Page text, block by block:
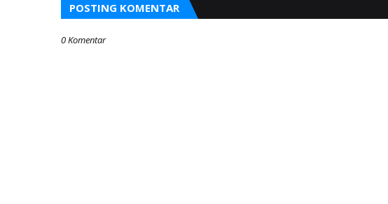
POSTING KOMENTAR
0 Komentar